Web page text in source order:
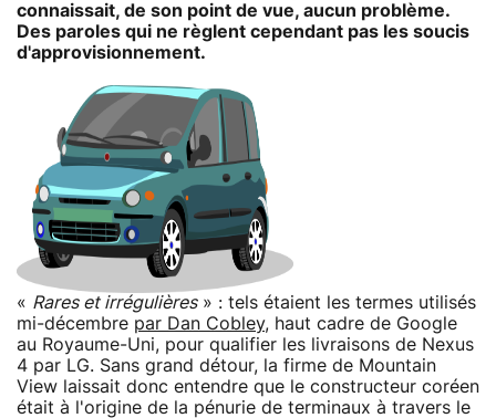
connaissait, de son point de vue, aucun problème.
Des paroles qui ne règlent cependant pas les soucis
d'approvisionnement.
« Rares et irrégulières» : tels étaient les termes utilisés
mi-décembre par Dan Cobley, haut cadre de Google
au Royaume-Uni, pour qualifier les livraisons de Nexus
4 par LG. Sans grand détour, la firme de Mountain
View laissait donc entendre que le constructeur coréen
était à l'origine de la pénurie de terminaux à travers le